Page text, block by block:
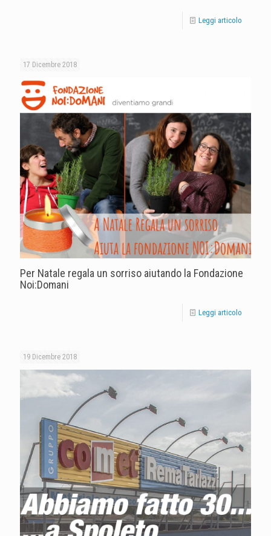
Leggi articolo
17 Dicembre 2018
Per Natale regala un sorriso aiutando la Fondazione
Noi:Domani
Leggi articolo
19 Dicembre 2018